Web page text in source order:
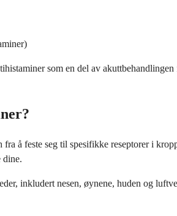
som en del av
å feste seg til spesifikke reseptorer i
dine.
inkludert nesen, øynene, huden og